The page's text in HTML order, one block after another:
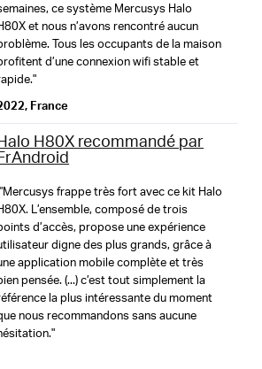
vous aide à
quelques étapes
faire technique ni lecture
suivez simplement les
minutes.
Étape 1
vous aurez besoin dans la boîte
ce système Mercusys Halo
et nous n’avons rencontré aucun
Tous les occupants de la maison
d’une connexion wifi stable et
France
H80X recommandé par
"Mercusys frappe très fort avec ce kit Halo
L’ensemble, composé de trois
d’accès, propose une expérience
digne des plus grands, grâce à
application mobile complète et très
pensée. (...) c’est tout simplement la
la plus intéressante du moment
nous recommandons sans aucune